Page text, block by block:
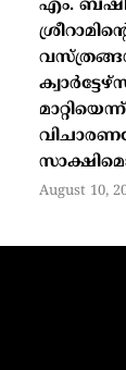
എം.
മാറ്റിയെന്ന്
August 10,